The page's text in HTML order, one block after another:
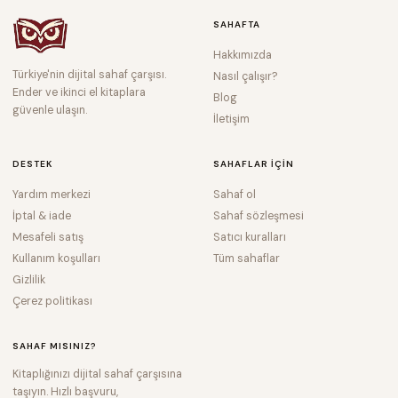
Türkiye'nin dijital sahaf çarşısı.
Ender ve ikinci el kitaplara
güvenle ulaşın.
SAHAFTA
Hakkımızda
Nasıl çalışır?
Blog
İletişim
DESTEK
Yardım merkezi
İptal & iade
Mesafeli satış
Kullanım koşulları
Gizlilik
Çerez politikası
SAHAFLAR IÇIN
Sahaf ol
Sahaf sözleşmesi
Satıcı kuralları
Tüm sahaflar
SAHAF MISINIZ?
Kitaplığınızı dijital sahaf çarşısına
taşıyın. Hızlı başvuru,